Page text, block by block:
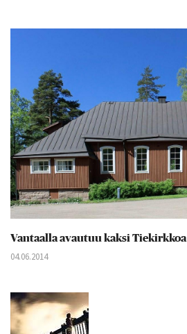
Vantaalla avautuu kaksi Tiekirkkoa
04.06.2014